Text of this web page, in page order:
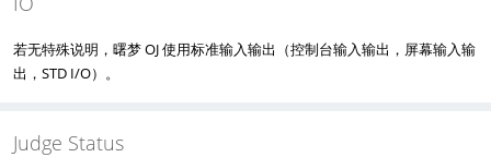
若无特殊说明，曙梦 OJ 使用标准输入输出（控制台输入输出，屏幕输入输
出，STD I/O）。
Judge Status